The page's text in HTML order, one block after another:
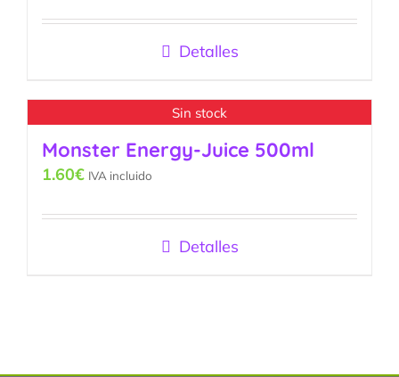
Detalles
Sin stock
Monster Energy-Juice 500ml
1.60€ IVA incluido
Detalles